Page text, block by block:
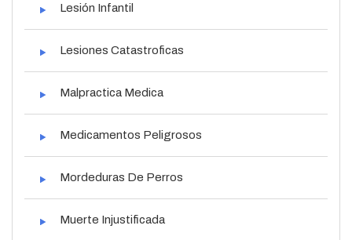
Lesión Infantil
Lesiones Catastroficas
Malpractica Medica
Medicamentos Peligrosos
Mordeduras De Perros
Muerte Injustificada